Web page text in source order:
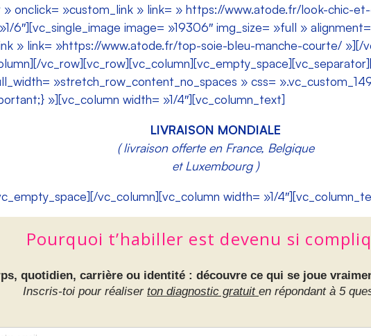
onclick= »custom_link » link= » https://www.atode.fr/look-chic-
6″][vc_single_image image= »19306″ img_size= »full »
» link= »https://www.atode.fr/top-soie-bleu-manche-courte/ »][/
»stretch_row_content_no_spaces » css=
»][vc_column width= »1/4″][vc_column_text]
LIVRAISON MONDIALE
( livraison offerte en France, Belgique
et Luxembourg )
vc_column][vc_column width= »1/